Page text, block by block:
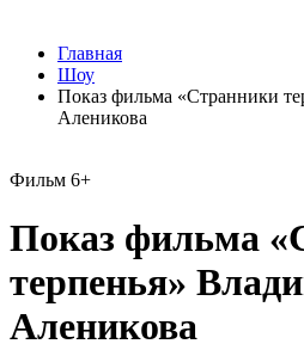
Главная
Шоу
Показ фильма «Странники
Аленикова
Фильм 6+
Показ фильма
терпенья»
Аленикова